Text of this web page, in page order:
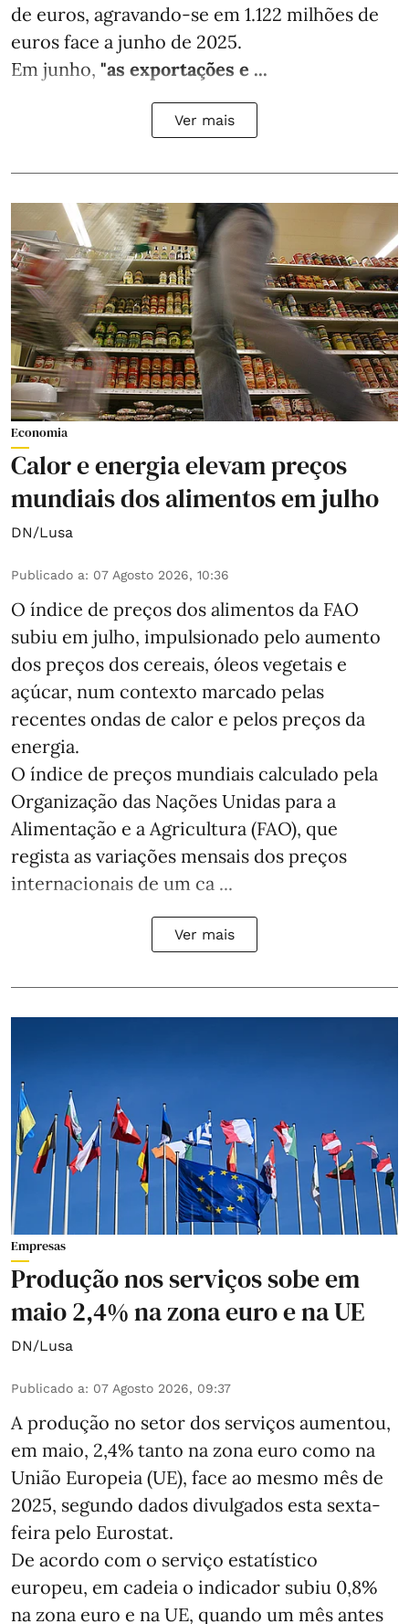
de euros, agravando-se em 1.122 milhões de
euros face a junho de 2025.
Em junho, "as exportações e ...
Ver mais
Economia
Calor e energia elevam preços
mundiais dos alimentos em julho
DN/Lusa
Publicado a: 07 Agosto 2026, 10:36
O índice de preços dos alimentos da FAO
subiu em julho, impulsionado pelo aumento
dos preços dos cereais, óleos vegetais e
açúcar, num contexto marcado pelas
recentes ondas de calor e pelos preços da
energia.
O índice de preços mundiais calculado pela
Organização das Nações Unidas para a
Alimentação e a Agricultura (FAO), que
regista as variações mensais dos preços
internacionais de um ca ...
Ver mais
Empresas
Produção nos serviços sobe em
maio 2,4% na zona euro e na UE
DN/Lusa
Publicado a: 07 Agosto 2026, 09:37
A produção no setor dos serviços aumentou,
em maio, 2,4% tanto na zona euro como na
União Europeia (UE), face ao mesmo mês de
2025, segundo dados divulgados esta sexta-
feira pelo Eurostat.
De acordo com o serviço estatístico
europeu, em cadeia o indicador subiu 0,8%
na zona euro e na UE, quando um mês antes